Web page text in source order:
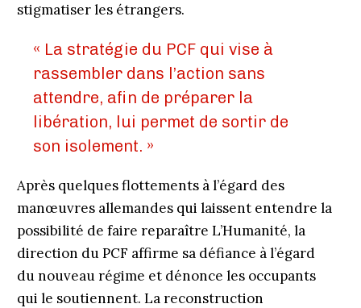
stigmatiser les étrangers.
« La stratégie du PCF qui vise à
rassembler dans l’action sans
attendre, afin de préparer la
libération, lui permet de sortir de
son isolement. »
Après quelques flottements à l’égard des
manœuvres allemandes qui laissent entendre la
possibilité de faire reparaître L’Humanité, la
direction du PCF affirme sa défiance à l’égard
du nouveau régime et dénonce les occupants
qui le soutiennent. La reconstruction